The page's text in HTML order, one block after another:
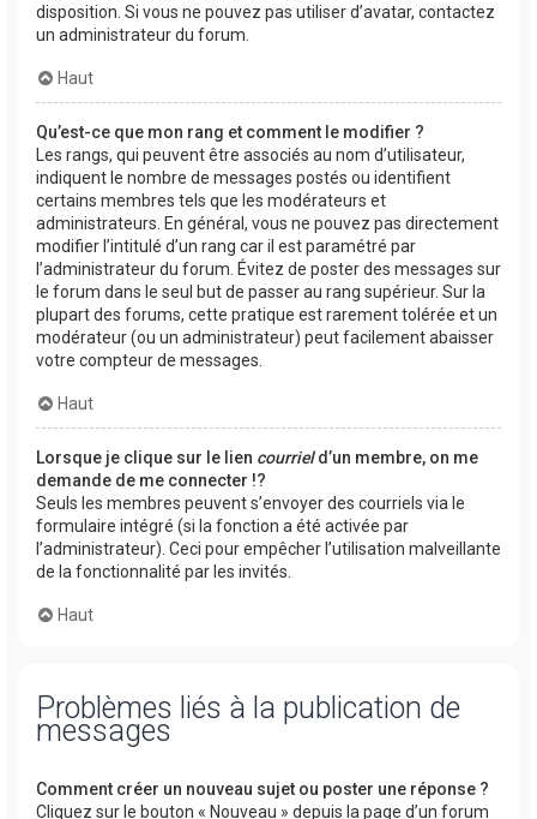
disposition. Si vous ne pouvez pas utiliser d’avatar, contactez
un administrateur du forum.
Haut
Qu’est-ce que mon rang et comment le modifier ?
Les rangs, qui peuvent être associés au nom d’utilisateur,
indiquent le nombre de messages postés ou identifient
certains membres tels que les modérateurs et
administrateurs. En général, vous ne pouvez pas directement
modifier l’intitulé d’un rang car il est paramétré par
l’administrateur du forum. Évitez de poster des messages sur
le forum dans le seul but de passer au rang supérieur. Sur la
plupart des forums, cette pratique est rarement tolérée et un
modérateur (ou un administrateur) peut facilement abaisser
votre compteur de messages.
Haut
Lorsque je clique sur le lien courrield’un membre, on me
demande de me connecter !?
Seuls les membres peuvent s’envoyer des courriels via le
formulaire intégré (si la fonction a été activée par
l’administrateur). Ceci pour empêcher l’utilisation malveillante
de la fonctionnalité par les invités.
Haut
Problèmes liés à la publication de
messages
Comment créer un nouveau sujet ou poster une réponse ?
Cliquez sur le bouton « Nouveau » depuis la page d’un forum